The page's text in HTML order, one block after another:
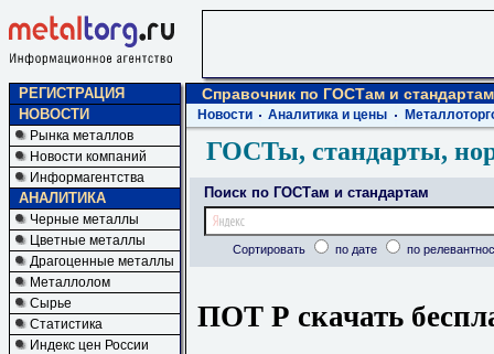
РЕГИСТРАЦИЯ
НОВОСТИ
Рынка металлов
Новости компаний
Информагентства
АНАЛИТИКА
Черные металлы
Цветные металлы
Драгоценные металлы
Металлолом
Сырье
Статистика
Индекс цен России
Справочник по ГОСТам и стандартам
Новости Аналитика и цены
ГОСТы, стандарты,
Поиск по ГОСТам и стандартам
Сортировать по дате по
ПОТ Р скачать